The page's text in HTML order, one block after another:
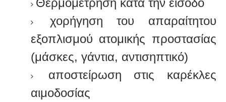
χορήγηση του απαραίτητου
εξοπλισμού ατομικής προστασίας
(μάσκες, γάντια, αντισηπτικό)
αποστείρωση στις καρέκλες
αιμοδοσίας